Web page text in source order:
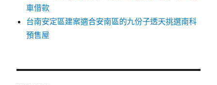
車借款
台南安定區建案適合安南區的九份子透天挑選南科
預售屋